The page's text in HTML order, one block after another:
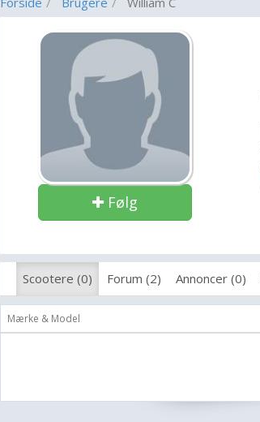
Følg
Scootere (0) Forum (2) Annoncer (0)
Mærke & Model